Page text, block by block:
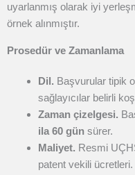
uyarlanmış olarak iyi
örnek alınmıştır.
Prosedür ve Zamanlama
Dil. Başvurular tipik
sağlayıcılar belirli
Zaman çizelgesi.
ila 60 gün sürer.
Maliyet. Resmi
patent vekili